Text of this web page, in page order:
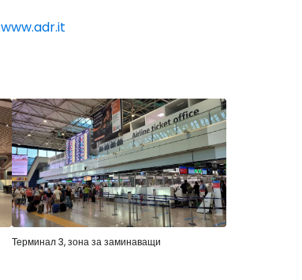
www.adr.it
Терминал 3, зона за заминаващи